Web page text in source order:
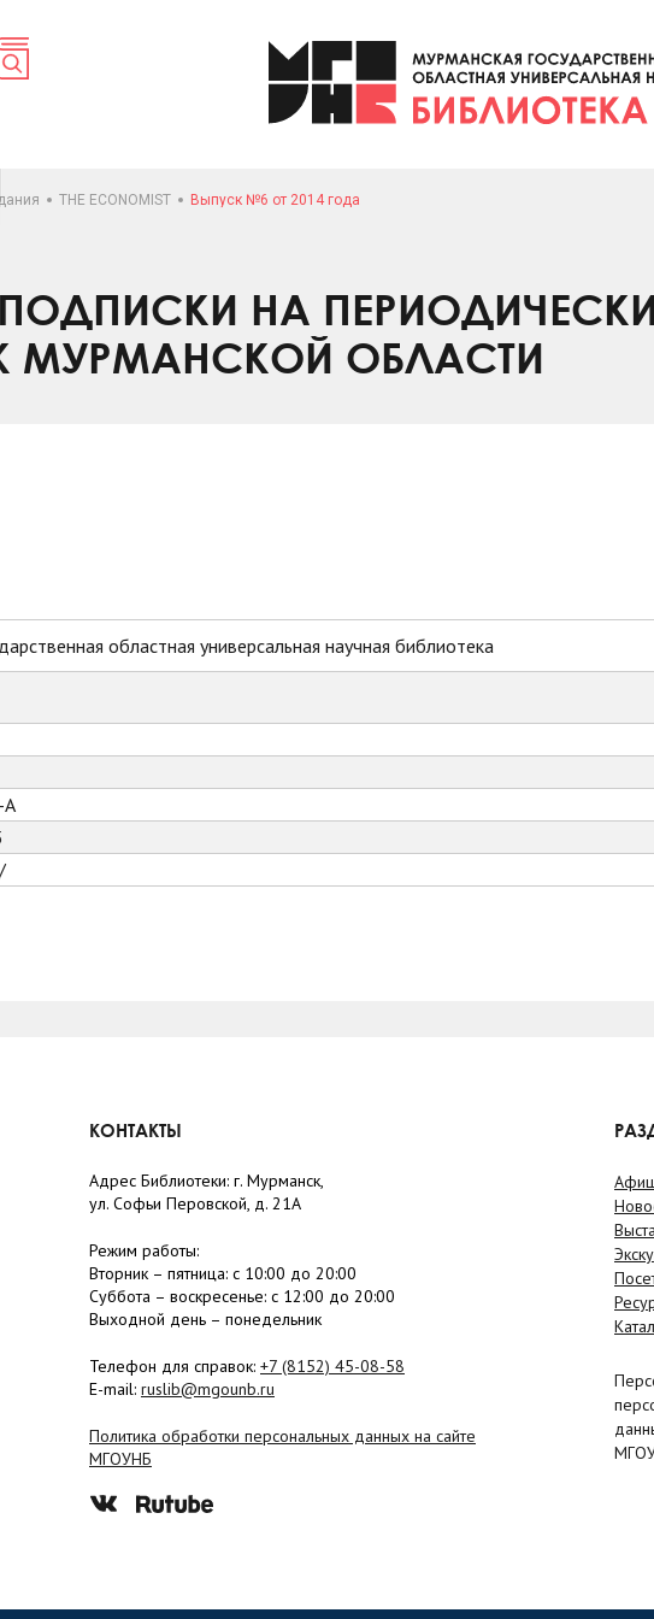
THE ECONOMIST Выпуск №6 от 2014 года
НА
МУРМАНСКОЙ ОБЛАСТИ
областная универсальная научная библиотека
А
КОНТАКТЫ
Адрес Библиотеки: г. Мурманск,
ул. Софьи Перовской, д. 21А
Режим работы:
Вторник – пятница: с 10:00 до 20:00
Суббота – воскресенье: c 12:00 до 20:00
Выходной день – понедельник
Телефон для справок: +7 (8152) 45-08-58
E-mail: ruslib@mgounb.ru
Политика обработки персональных данных на сайте
МГОУНБ